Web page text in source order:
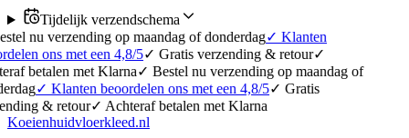
Tijdelijk verzendschema
op maandag of donderdag✓Klanten
een 4,8/5✓Gratis verzending & retour✓
met Klarna✓Bestel nu verzending op maandag of
beoordelen ons met een 4,8/5✓Gratis
✓ Achteraf betalen met Klarna
Koeienhuidvloerkleed.nl